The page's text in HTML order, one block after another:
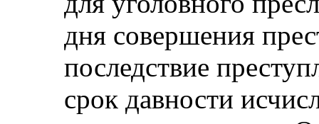
дня совершения
последствие
срок давности